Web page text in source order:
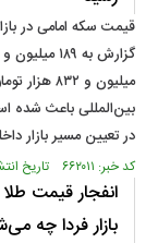
میلیون و
بین‌المللی باعث شده
در تعیین مسیر بازار
کد خبر: ۶۶۲۰۱۱ تاریخ انتشار : ۱۴۰۵/۰۴/۲۸
بازار فردا چه